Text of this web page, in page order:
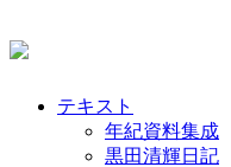
テキスト
年紀資料集成
黒田清輝日記